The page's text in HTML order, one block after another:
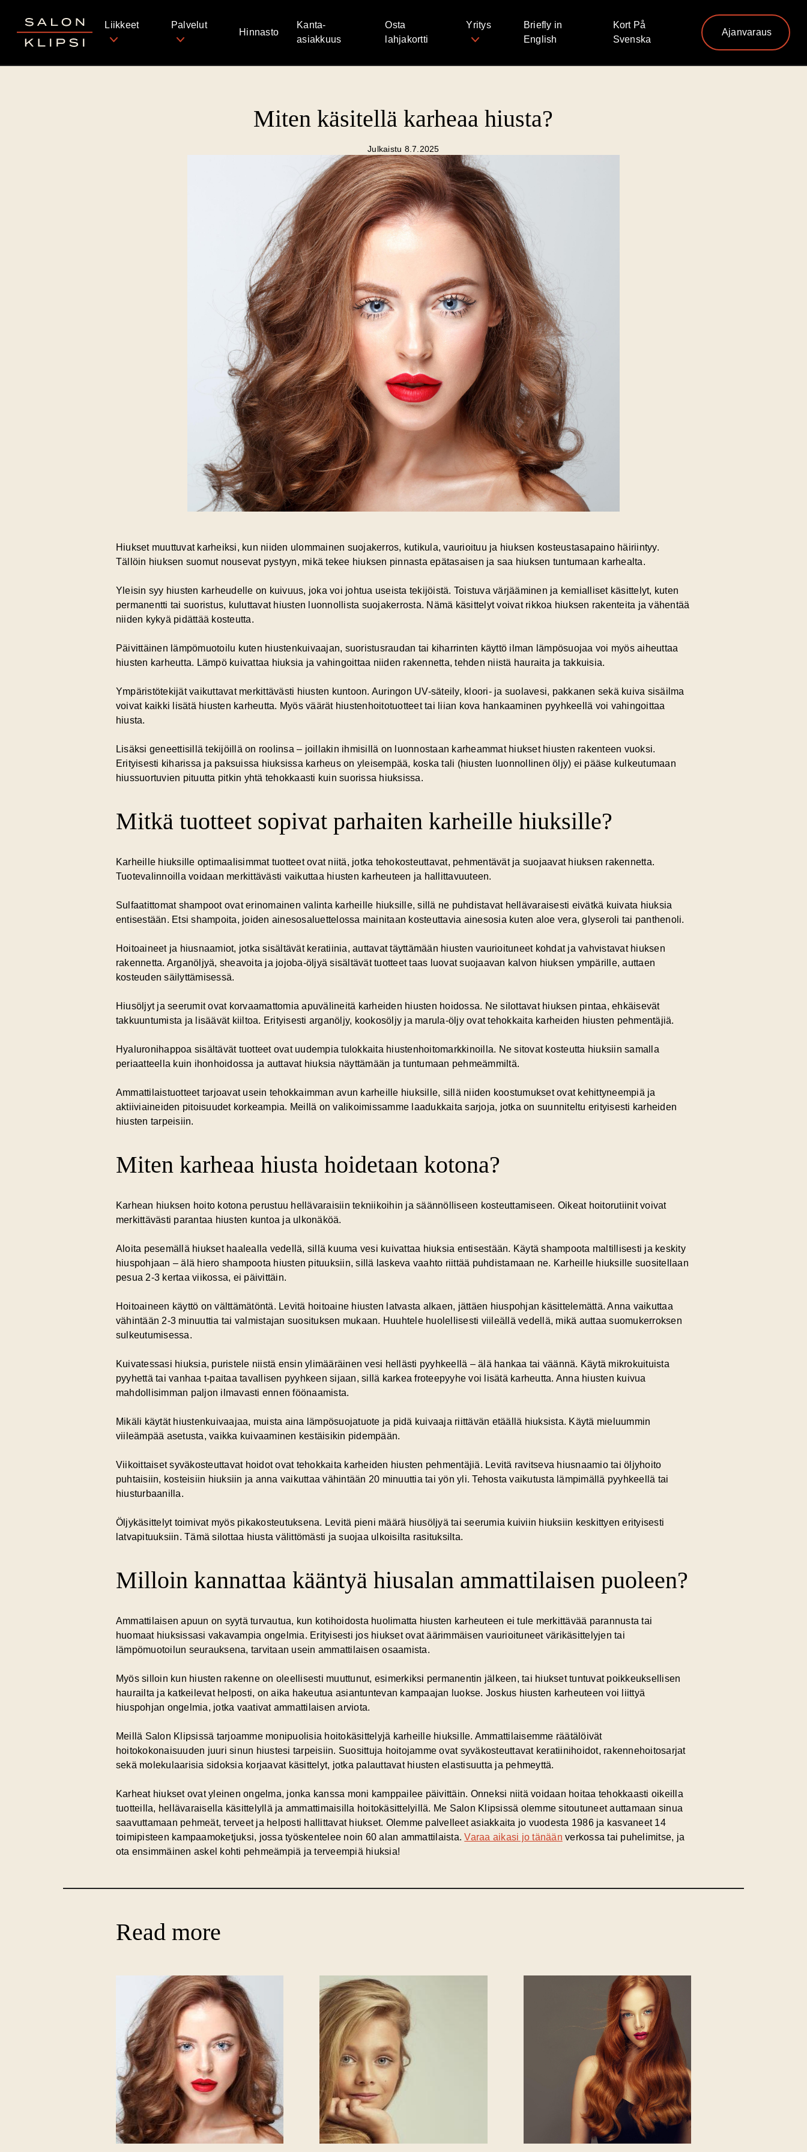
Salon Klipsi
Liikkeet Palvelut
Hinnasto
Kanta-
asiakkuus
Osta
lahjakortti
Yritys
Briefly in
English
Kort På
Svenska
Ajanvaraus
Miten käsitellä karheaa hiusta?
Julkaistu 8.7.2025
Hiukset muuttuvat karheiksi, kun niiden ulommainen suojakerros, kutikula, vaurioituu ja hiuksen kosteustasapaino häiriintyy.
Tällöin hiuksen suomut nousevat pystyyn, mikä tekee hiuksen pinnasta epätasaisen ja saa hiuksen tuntumaan karhealta.
Yleisin syy hiusten karheudelle on kuivuus, joka voi johtua useista tekijöistä. Toistuva värjääminen ja kemialliset käsittelyt, kuten
permanentti tai suoristus, kuluttavat hiusten luonnollista suojakerrosta. Nämä käsittelyt voivat rikkoa hiuksen rakenteita ja vähentää
niiden kykyä pidättää kosteutta.
Päivittäinen lämpömuotoilu kuten hiustenkuivaajan, suoristusraudan tai kiharrinten käyttö ilman lämpösuojaa voi myös aiheuttaa
hiusten karheutta. Lämpö kuivattaa hiuksia ja vahingoittaa niiden rakennetta, tehden niistä hauraita ja takkuisia.
Ympäristötekijät vaikuttavat merkittävästi hiusten kuntoon. Auringon UV-säteily, kloori- ja suolavesi, pakkanen sekä kuiva sisäilma
voivat kaikki lisätä hiusten karheutta. Myös väärät hiustenhoitotuotteet tai liian kova hankaaminen pyyhkeellä voi vahingoittaa
hiusta.
Lisäksi geneettisillä tekijöillä on roolinsa – joillakin ihmisillä on luonnostaan karheammat hiukset hiusten rakenteen vuoksi.
Erityisesti kiharissa ja paksuissa hiuksissa karheus on yleisempää, koska tali (hiusten luonnollinen öljy) ei pääse kulkeutumaan
hiussuortuvien pituutta pitkin yhtä tehokkaasti kuin suorissa hiuksissa.
Mitkä tuotteet sopivat parhaiten karheille hiuksille?
Karheille hiuksille optimaalisimmat tuotteet ovat niitä, jotka tehokosteuttavat, pehmentävät ja suojaavat hiuksen rakennetta.
Tuotevalinnoilla voidaan merkittävästi vaikuttaa hiusten karheuteen ja hallittavuuteen.
Sulfaatittomat shampootovat erinomainen valinta karheille hiuksille, sillä ne puhdistavat hellävaraisesti eivätkä kuivata hiuksia
entisestään. Etsi shampoita, joiden ainesosaluettelossa mainitaan kosteuttavia ainesosia kuten aloe vera, glyseroli tai panthenoli.
Hoitoaineet ja hiusnaamiot, jotka sisältävät keratiinia, auttavat täyttämään hiusten vaurioituneet kohdat ja vahvistavat hiuksen
rakennetta. Arganöljyä, sheavoita ja jojoba-öljyä sisältävät tuotteet taas luovat suojaavan kalvon hiuksen ympärille, auttaen
kosteuden säilyttämisessä.
Hiusöljyt ja seerumit ovat korvaamattomia apuvälineitä karheiden hiusten hoidossa. Ne silottavat hiuksen pintaa, ehkäisevät
takkuuntumista ja lisäävät kiiltoa. Erityisesti arganöljy, kookosöljy ja marula-öljy ovat tehokkaita karheiden hiusten pehmentäjiä.
Hyaluronihappoa sisältävät tuotteet ovat uudempia tulokkaita hiustenhoitomarkkinoilla. Ne sitovat kosteutta hiuksiin samalla
periaatteella kuin ihonhoidossa ja auttavat hiuksia näyttämään ja tuntumaan pehmeämmiltä.
Ammattilaistuotteet tarjoavat usein tehokkaimman avun karheille hiuksille, sillä niiden koostumukset ovat kehittyneempiä ja
aktiiviaineiden pitoisuudet korkeampia. Meillä on valikoimissamme laadukkaita sarjoja, jotka on suunniteltu erityisesti karheiden
hiusten tarpeisiin.
Miten karheaa hiusta hoidetaan kotona?
Karhean hiuksen hoito kotona perustuu hellävaraisiin tekniikoihin ja säännölliseen kosteuttamiseen. Oikeat hoitorutiinit voivat
merkittävästi parantaa hiusten kuntoa ja ulkonäköä.
Aloita pesemällä hiukset haalealla vedellä, sillä kuuma vesi kuivattaa hiuksia entisestään. Käytä shampoota maltillisesti ja keskity
hiuspohjaan – älä hiero shampoota hiusten pituuksiin, sillä laskeva vaahto riittää puhdistamaan ne. Karheille hiuksille suositellaan
pesua 2-3 kertaa viikossa, ei päivittäin.
Hoitoaineen käyttö on välttämätöntä. Levitä hoitoaine hiusten latvasta alkaen, jättäen hiuspohjan käsittelemättä. Anna vaikuttaa
vähintään 2-3 minuuttia tai valmistajan suosituksen mukaan. Huuhtele huolellisesti viileällä vedellä, mikä auttaa suomukerroksen
sulkeutumisessa.
Kuivatessasi hiuksia, puristele niistä ensin ylimääräinen vesi hellästi pyyhkeellä – älä hankaa tai väännä. Käytä mikrokuituista
pyyhettä tai vanhaa t-paitaa tavallisen pyyhkeen sijaan, sillä karkea froteepyyhe voi lisätä karheutta. Anna hiusten kuivua
mahdollisimman paljon ilmavasti ennen föönaamista.
Mikäli käytät hiustenkuivaajaa, muista aina lämpösuojatuote ja pidä kuivaaja riittävän etäällä hiuksista. Käytä mieluummin
viileämpää asetusta, vaikka kuivaaminen kestäisikin pidempään.
Viikoittaiset syväkosteuttavat hoidot ovat tehokkaita karheiden hiusten pehmentäjiä. Levitä ravitseva hiusnaamio tai öljyhoito
puhtaisiin, kosteisiin hiuksiin ja anna vaikuttaa vähintään 20 minuuttia tai yön yli. Tehosta vaikutusta lämpimällä pyyhkeellä tai
hiusturbaanilla.
Öljykäsittelyt toimivat myös pikakosteutuksena. Levitä pieni määrä hiusöljyä tai seerumia kuiviin hiuksiin keskittyen erityisesti
latvapituuksiin. Tämä silottaa hiusta välittömästi ja suojaa ulkoisilta rasituksilta.
Milloin kannattaa kääntyä hiusalan ammattilaisen puoleen?
Ammattilaisen apuun on syytä turvautua, kun kotihoidosta huolimatta hiusten karheuteen ei tule merkittävää parannusta tai
huomaat hiuksissasi vakavampia ongelmia. Erityisesti jos hiukset ovat äärimmäisen vaurioituneet värikäsittelyjen tai
lämpömuotoilun seurauksena, tarvitaan usein ammattilaisen osaamista.
Myös silloin kun hiusten rakenne on oleellisesti muuttunut, esimerkiksi permanentin jälkeen, tai hiukset tuntuvat poikkeuksellisen
haurailta ja katkeilevat helposti, on aika hakeutua asiantuntevan kampaajan luokse. Joskus hiusten karheuteen voi liittyä
hiuspohjan ongelmia, jotka vaativat ammattilaisen arviota.
Meillä Salon Klipsissä tarjoamme monipuolisia hoitokäsittelyjä karheille hiuksille. Ammattilaisemme räätälöivät
hoitokokonaisuuden juuri sinun hiustesi tarpeisiin. Suosittuja hoitojamme ovat syväkosteuttavat keratiinihoidot, rakennehoitosarjat
sekä molekulaarisia sidoksia korjaavat käsittelyt, jotka palauttavat hiusten elastisuutta ja pehmeyttä.
Karheat hiukset ovat yleinen ongelma, jonka kanssa moni kamppailee päivittäin. Onneksi niitä voidaan hoitaa tehokkaasti oikeilla
tuotteilla, hellävaraisella käsittelyllä ja ammattimaisilla hoitokäsittelyillä. Me Salon Klipsissä olemme sitoutuneet auttamaan sinua
saavuttamaan pehmeät, terveet ja helposti hallittavat hiukset. Olemme palvelleet asiakkaita jo vuodesta 1986 ja kasvaneet 14
toimipisteen kampaamoketjuksi, jossa työskentelee noin 60 alan ammattilaista.Varaa aikasi jo tänään verkossa tai puhelimitse, ja
ota ensimmäinen askel kohti pehmeämpiä ja terveempiä hiuksia!
Read more